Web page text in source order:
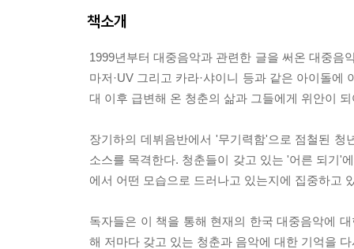
책소개
1999년부터 대중음악과 관련한 글을 써온 대중음
마저·UV 그리고 카라·샤이니 등과 같은 아이돌
대 이후 급변해 온 청춘의 삶과 그들에게 위안이
장기하의 데뷔음반에서 '무기력함'으로 점철된
소스를 목격한다. 청춘들이 갖고 있는 '어른 되기'
에서 어떤 모습으로 드러나고 있는지에 집중하고
독자들은 이 책을 통해 현재의 한국 대중음악에
해 저마다 갖고 있는 청춘과 음악에 대한 기억을